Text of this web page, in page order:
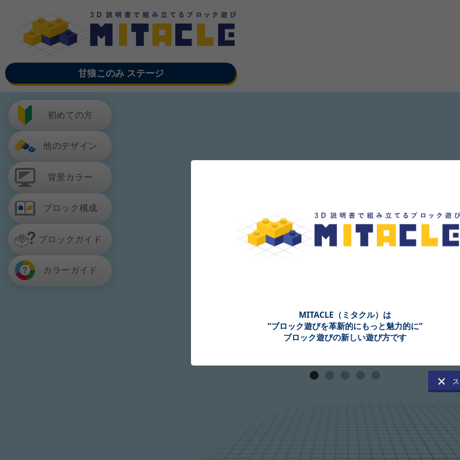
甘狼このみ ステージ
MITACLE（ミタクル）は
“ブロック遊びを革新的にもっと魅力的に”
ブロック遊びの新しい遊び方です
初めての方
他のデザイン
背景カラー
ブロック構成
ブロックガイド
カラーガイド